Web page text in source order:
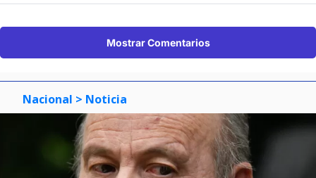
Mostrar Comentarios
Nacional > Noticia